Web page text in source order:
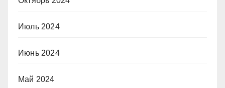
Июль 2024
Июнь 2024
Май 2024